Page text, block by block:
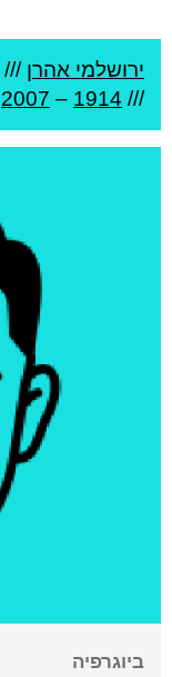
ירושלמי אהרן ///
///
1914
–
2007
ביוגרפיה